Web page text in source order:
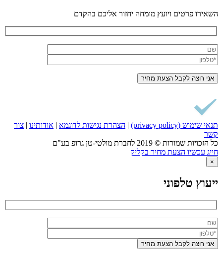
השאירו פרטים ויועץ מומחה יחזור אליכם בהקדם
תנאי שימוש (privacy policy) | הצהרת נגישות לדוגמא | אודותינו | צור
קשר
כל הזכויות שמורות © 2019 לחברת מולטי-טן גרופ בע"ם
חייג עכשיו הצעת מחיר בקליק
×
ייעוץ טלפוני